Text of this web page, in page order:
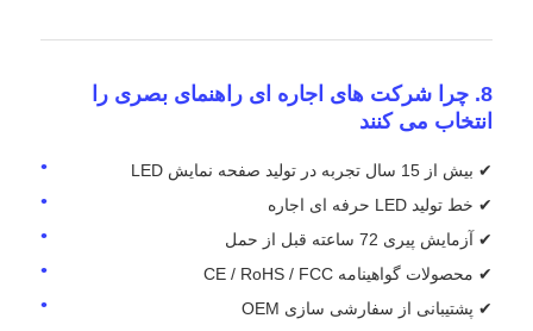
8. چرا شرکت های اجاره ای راهنمای بصری را
انتخاب می کنند
✔ بیش از 15 سال تجربه در تولید صفحه نمایش LED
✔ خط تولید LED حرفه ای اجاره
✔ آزمایش پیری 72 ساعته قبل از حمل
✔ محصولات گواهینامه CE / RoHS / FCC
✔ پشتیبانی از سفارشی سازی OEM